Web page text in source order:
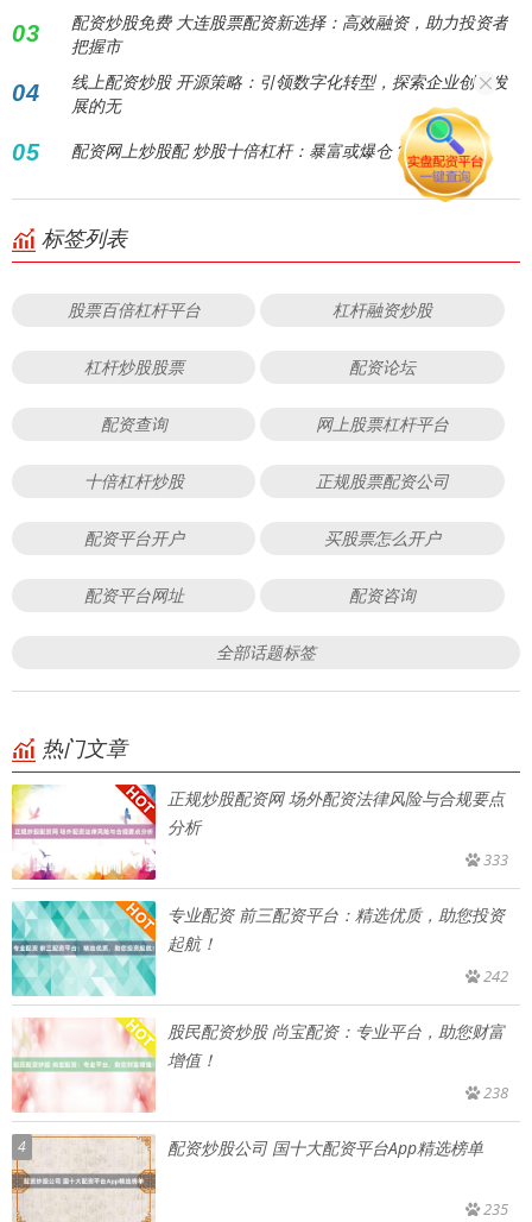
03
配资炒股免费 大连股票配资新选择：高效融资，助力投资者
把握市
04
线上配资炒股 开源策略：引领数字化转型，探索企业创新发
展的无
05 配资网上炒股配 炒股十倍杠杆：暴富或爆仓？
标签列表
股票百倍杠杆平台 杠杆融资炒股
杠杆炒股股票 配资论坛
配资查询 网上股票杠杆平台
十倍杠杆炒股 正规股票配资公司
配资平台开户 买股票怎么开户
配资平台网址 配资咨询
全部话题标签
热门文章
正规炒股配资网 场外配资法律风险与合规要点
分析
333
专业配资 前三配资平台：精选优质，助您投资
起航！
242
股民配资炒股 尚宝配资：专业平台，助您财富
增值！
238
4 配资炒股公司 国十大配资平台App精选榜单
235